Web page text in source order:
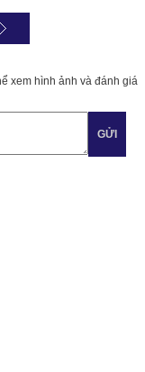
xem hình ảnh và đánh giá
GỬI